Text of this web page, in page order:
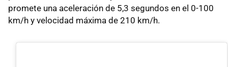
promete una aceleración de 5,3 segundos en el 0-100
km/h y velocidad máxima de 210 km/h.